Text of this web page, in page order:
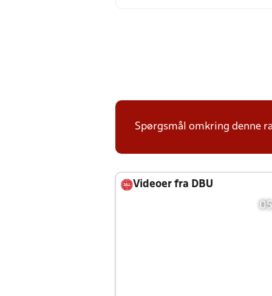
Spørgsmål omkring denne
Videoer fra DBU